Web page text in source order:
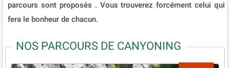
parcours sont proposés . Vous trouverez forcément celui qui
fera le bonheur de chacun.
NOS PARCOURS DE CANYONING